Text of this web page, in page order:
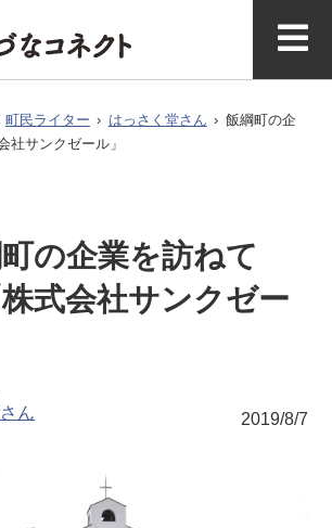
いいづなコネ
クトとは
ト
ジ
ン
町民ライター › はっさく堂さん › 飯綱町の企
サンクゼール」
の企業を訪ねて
式会社サンクゼー
ん 2019/8/7